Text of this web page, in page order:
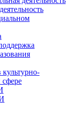
сфере